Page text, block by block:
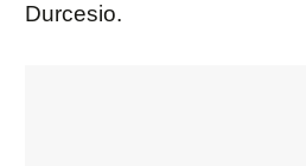
Durcesio.